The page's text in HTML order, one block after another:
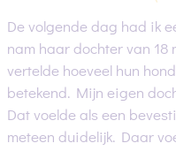
De volgende dag had ik
nam haar dochter van 18
vertelde hoeveel hun
betekend. Mijn eigen
Dat voelde als een
meteen duidelijk. Daar